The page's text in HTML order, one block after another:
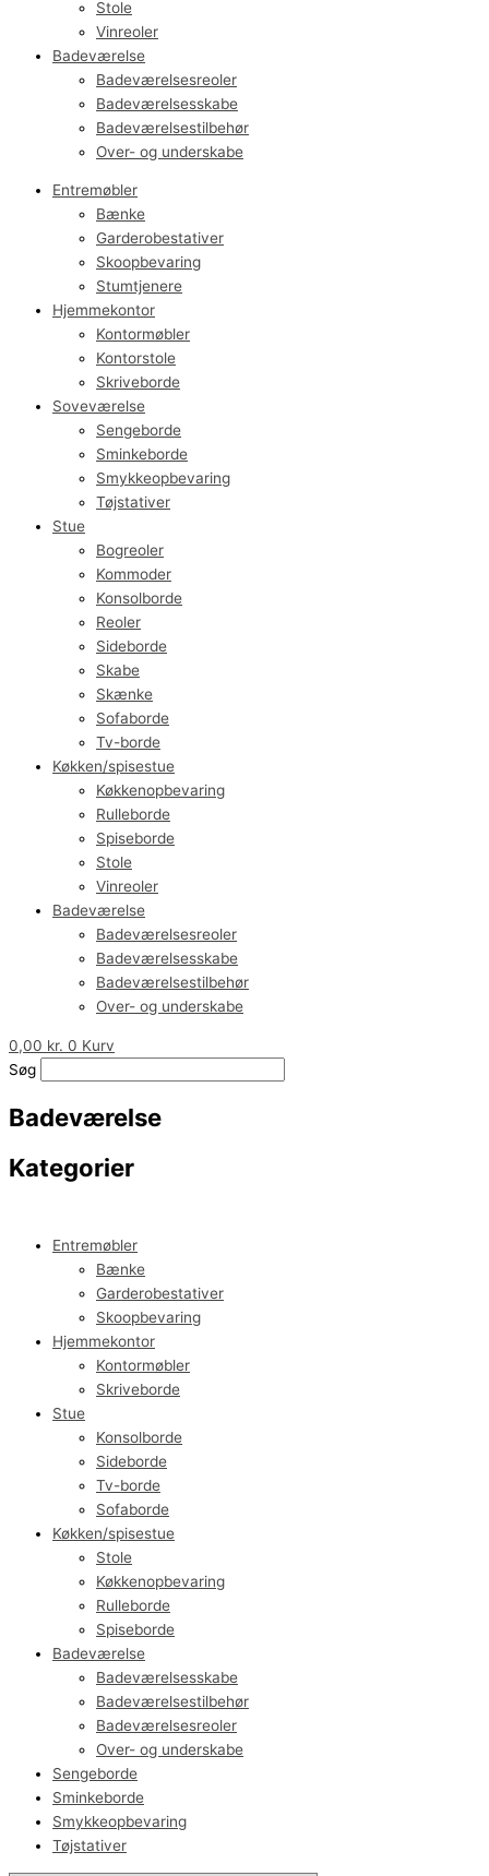
Stole
Vinreoler
Badeværelse
Badeværelsesreoler
Badeværelsesskabe
Badeværelsestilbehør
Over- og underskabe
Entremøbler
Bænke
Garderobestativer
Skoopbevaring
Stumtjenere
Hjemmekontor
Kontormøbler
Kontorstole
Skriveborde
Soveværelse
Sengeborde
Sminkeborde
Smykkeopbevaring
Tøjstativer
Stue
Bogreoler
Kommoder
Konsolborde
Reoler
Sideborde
Skabe
Skænke
Sofaborde
Tv-borde
Køkken/spisestue
Køkkenopbevaring
Rulleborde
Spiseborde
Stole
Vinreoler
Badeværelse
Badeværelsesreoler
Badeværelsesskabe
Badeværelsestilbehør
Over- og underskabe
0,00 kr. 0 Kurv
Søg
Badeværelse
Kategorier
Entremøbler
Bænke
Garderobestativer
Skoopbevaring
Hjemmekontor
Kontormøbler
Skriveborde
Stue
Konsolborde
Sideborde
Tv-borde
Sofaborde
Køkken/spisestue
Stole
Køkkenopbevaring
Rulleborde
Spiseborde
Badeværelse
Badeværelsesskabe
Badeværelsestilbehør
Badeværelsesreoler
Over- og underskabe
Sengeborde
Sminkeborde
Smykkeopbevaring
Tøjstativer